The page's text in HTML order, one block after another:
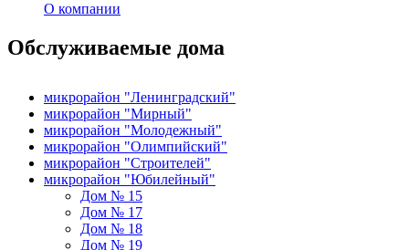
О компании
Обслуживаемые дома
микрорайон "Ленинградский"
микрорайон "Мирный"
микрорайон "Молодежный"
микрорайон "Олимпийский"
микрорайон "Строителей"
микрорайон "Юбилейный"
Дом № 15
Дом № 17
Дом № 18
Дом № 19